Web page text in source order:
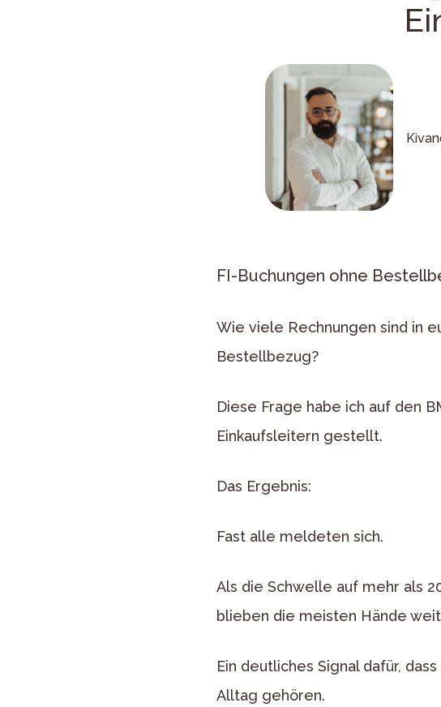
FI-Buchungen ohne
Wie viele Rechnungen sind in
Bestellbezug?
Diese Frage habe ich auf den
Einkaufsleitern gestellt.
Das Ergebnis:
Fast alle meldeten sich.
Als die Schwelle auf mehr als
blieben die meisten Hände
Ein deutliches Signal dafür,
Alltag gehören.